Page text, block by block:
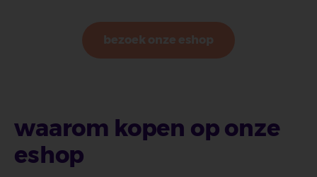
bezoek onze eshop
waarom kopen op onze
eshop